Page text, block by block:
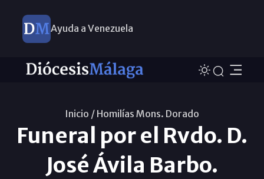
Ayuda a Venezuela
Inicio / Homilías Mons. Dorado
Funeral por el Rvdo. D.
José Ávila Barbo.